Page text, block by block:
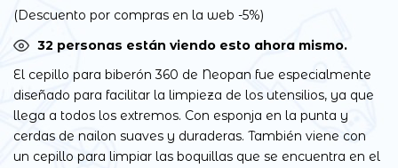
(Descuento por compras en la web -5%)
32 personas están viendo esto ahora mismo.
El cepillo para biberón 360 de Neopan fue especialmente
diseñado para facilitar la limpieza de los utensilios, ya que
llega a todos los extremos. Con esponja en la punta y
cerdas de nailon suaves y duraderas. También viene con
un cepillo para limpiar las boquillas que se encuentra en el